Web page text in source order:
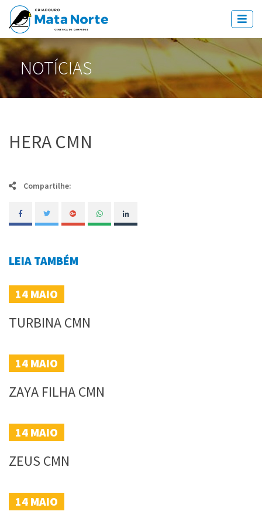
NOTÍCIAS
HERA CMN
Compartilhe:
LEIA TAMBÉM
14 MAIO
TURBINA CMN
14 MAIO
ZAYA FILHA CMN
14 MAIO
ZEUS CMN
14 MAIO